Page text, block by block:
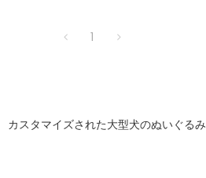
1
カスタマイズされた大型犬のぬいぐるみ